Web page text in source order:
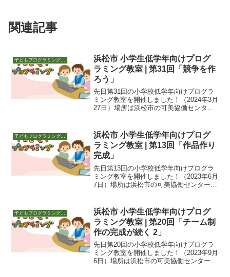
関連記事
子どもプログラミング教室 活動
浜松市 小学生低学年向けプログ
ラミング教室 | 第31回「競争を作
ろう」
先日第31回の小学校低学年向けプログラ
ミング教室を開催しました！（2024年3月
27日）場所は浜松市の可美協働センタ
は自由な春休みを満喫しているようで
す。今回...
子どもプログラミング教室 活動
浜松市 小学生低学年向けプログ
ラミング教室 | 第13回「作品作り
完成」
先日第13回の小学校低学年向けプログラ
ミング教室を開催しました！（2023年6月
7日）場所は浜松市の可美協働センター。
りました。全員が完成し、動画を撮り終
え...
浜松市 小学生低学年向けプログ
ラミング教室 | 第20回「チーム制
作の完成が続く 2」
先日第20回の小学校低学年向けプログラ
ミング教室を開催しました！（2023年9月
6日）場所は浜松市の可美協働センター。